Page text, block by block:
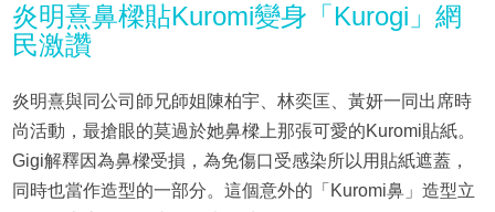
炎明熹鼻樑貼Kuromi變身「Kurogi」網
民激讚
炎明熹與同公司師兄師姐陳柏宇、林奕匡、黃妍一同出席時
尚活動，最搶眼的莫過於她鼻樑上那張可愛的Kuromi貼紙。
Gigi解釋因為鼻樑受損，為免傷口受感染所以用貼紙遮蓋，
同時也當作造型的一部分。這個意外的「Kuromi鼻」造型立